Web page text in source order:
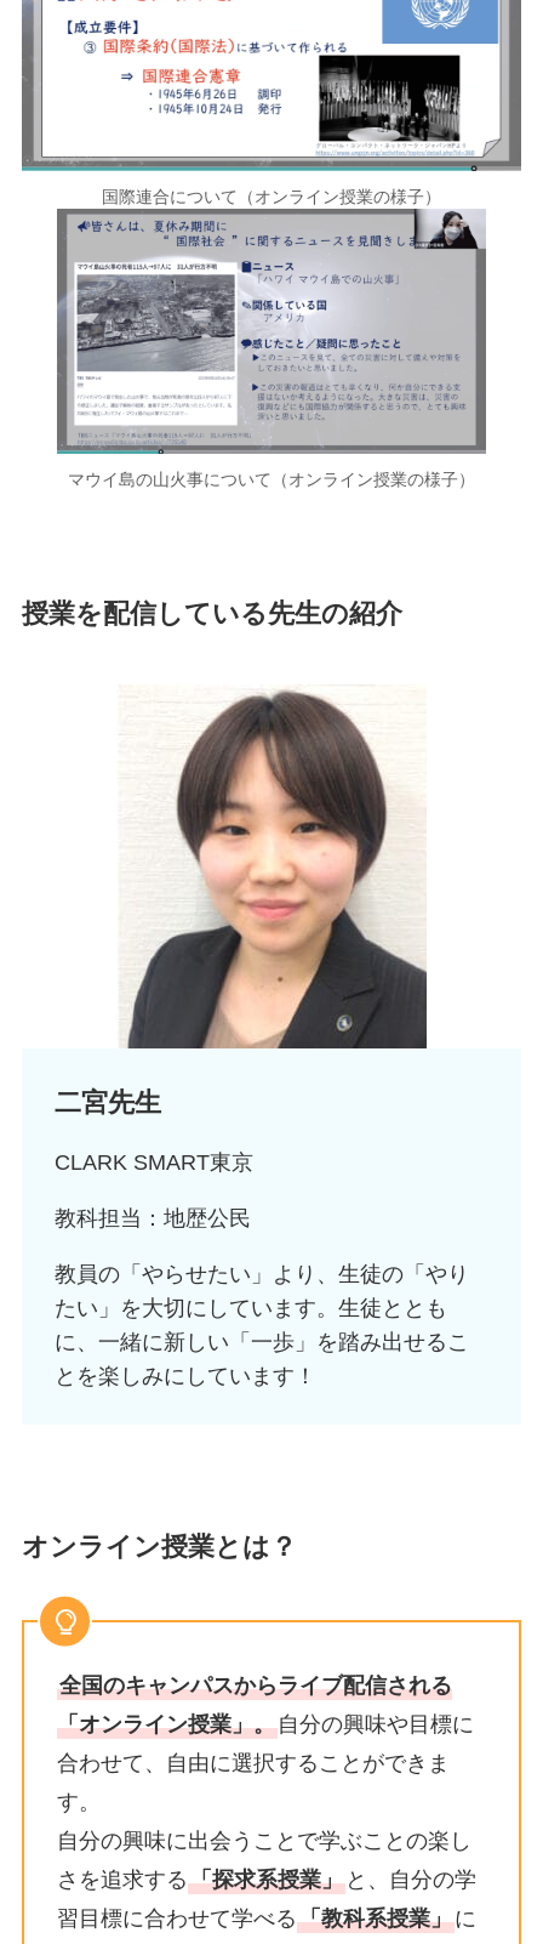
国際連合について（オンライン授業の様子）
マウイ島の山火事について（オンライン授業の様子）
授業を配信している先生の紹介
二宮先生
CLARK SMART東京
教科担当：地歴公民
教員の「やらせたい」より、生徒の「やり
たい」を大切にしています。生徒ととも
に、一緒に新しい「一歩」を踏み出せるこ
とを楽しみにしています！
オンライン授業とは？
全国のキャンパスからライブ配信される
「オンライン授業」。自分の興味や目標に
合わせて、自由に選択することができま
す。
自分の興味に出会うことで学ぶことの楽し
さを追求する「探求系授業」と、自分の学
習目標に合わせて学べる「教科系授業」に